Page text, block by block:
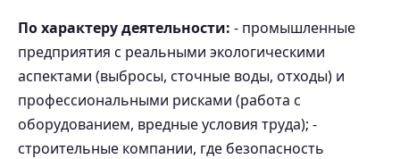
По характеру деятельности: - промышленные
предприятия с реальными экологическими
аспектами (выбросы, сточные воды, отходы) и
профессиональными рисками (работа с
оборудованием, вредные условия труда); -
строительные компании, где безопасность